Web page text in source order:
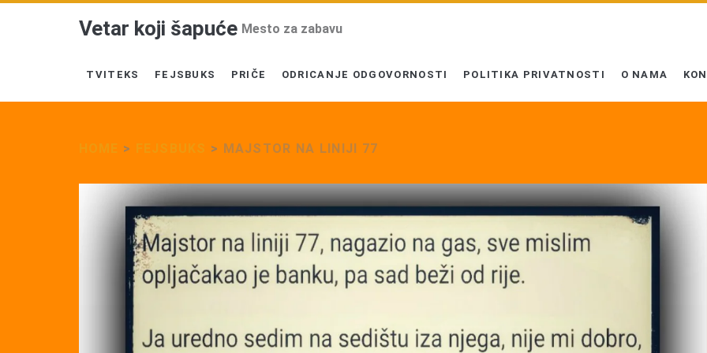
Vetar koji šapuće Mesto za zabavu
TVITEKS FEJSBUKS PRIČE ODRICANJE ODGOVORNOSTI POLITIKA PRIVATNOSTI O NAMA
> > MAJSTOR NA LINIJI 77